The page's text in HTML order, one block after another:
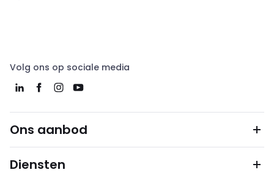
Volg ons op sociale media
Ons aanbod
Diensten